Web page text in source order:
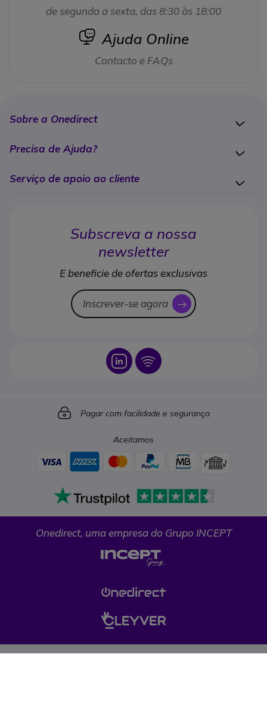
de segunda a sexta, das 8:30 às 18:00
icon
Ajuda Online
Contacto e FAQs
Sobre a Onedirect
Precisa de Ajuda?
Serviço de apoio ao cliente
Subscreva a nossa
newsletter
E beneficie de ofertas exclusivas
Inscrever-se agora icon
Icon Icon
Icon
Pagar com facilidade e segurança
Aceitamos
Onedirect, uma empresa do Grupo INCEPT